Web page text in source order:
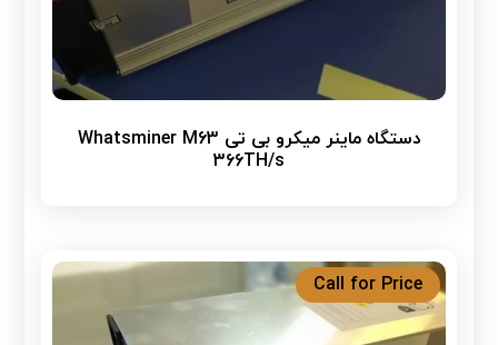
دستگاه ماینر میکرو بی تی Whatsminer M63
366TH/s
Call for Price